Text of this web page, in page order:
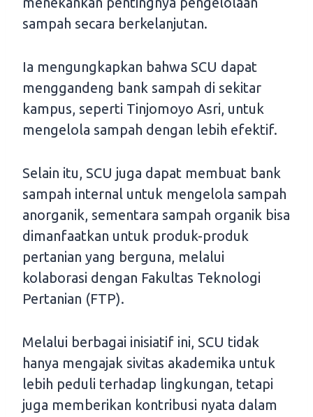
sampah secara berkelanjutan.
Ia mengungkapkan bahwa SCU dapat
menggandeng bank sampah di sekitar
kampus, seperti Tinjomoyo Asri, untuk
mengelola sampah dengan lebih efektif.
Selain itu, SCU juga dapat membuat bank
sampah internal untuk mengelola sampah
anorganik, sementara sampah organik bisa
dimanfaatkan untuk produk-produk
pertanian yang berguna, melalui
kolaborasi dengan Fakultas Teknologi
Pertanian (FTP).
Melalui berbagai inisiatif ini, SCU tidak
hanya mengajak sivitas akademika untuk
lebih peduli terhadap lingkungan, tetapi
juga memberikan kontribusi nyata dalam